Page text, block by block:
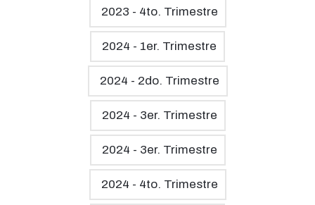
2023 - 4to. Trimestre
2024 - 1er. Trimestre
2024 - 2do. Trimestre
2024 - 3er. Trimestre
2024 - 3er. Trimestre
2024 - 4to. Trimestre